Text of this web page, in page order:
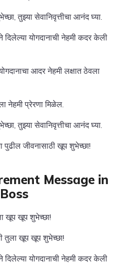
तुझ्या सेवानिवृत्तीचा आनंद घ्या.
योगदानाची नेहमी कदर केली
आदर नेहमी लक्षात ठेवला
नेहमी प्रेरणा मिळेल.
तुझ्या सेवानिवृत्तीचा आनंद घ्या.
पुढील जीवनासाठी खूप शुभेच्छा!
Message in
खूप खूप शुभेच्छा!
तुला खूप खूप शुभेच्छा!
योगदानाची नेहमी कदर केली